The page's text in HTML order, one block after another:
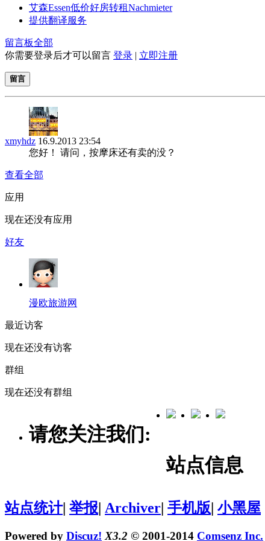
艾森Essen低价好房转租Nachmieter
提供翻译服务
留言板全部
你需要登录后才可以留言 登录 | 立即注册
留言
xmyhdz 16.9.2013 23:54
您好！ 请问，按摩床还有卖的没？
查看全部
应用
现在还没有应用
好友
漫欧旅游网
最近访客
现在还没有访客
群组
现在还没有群组
请您关注我们:
站点信息
站点统计| 举报| Archiver| 手机版| 小黑屋
Powered by Discuz! X3.2 © 2001-2014 Comsenz Inc.